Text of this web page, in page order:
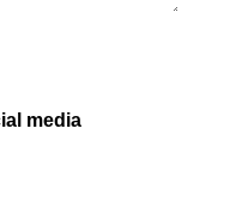
media